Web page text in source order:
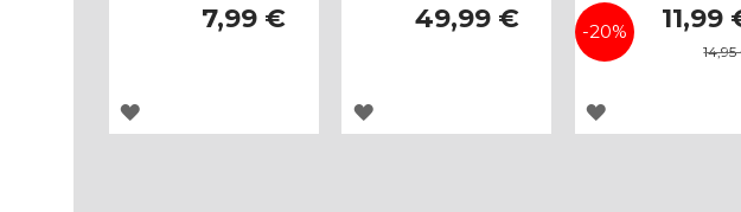
7,99 €
AGREGAR
49,99 €
AGREGAR
-20%
Precio
especial
11,99
AGREGAR